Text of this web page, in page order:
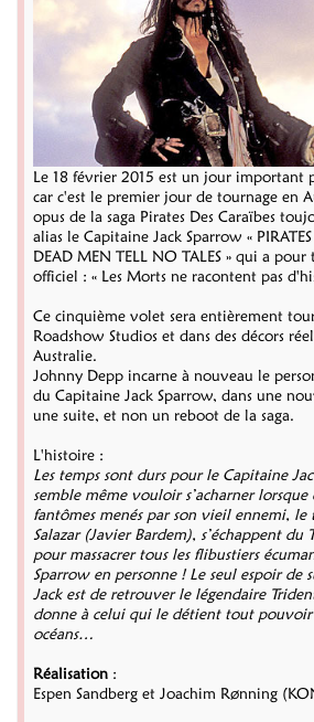
Le 18 février 2015 est un jour important
car c'est le premier jour de tournage en
opus de la saga Pirates Des Caraïbes
alias le Capitaine Jack Sparrow «
DEAD MEN TELL NO TALES » qui a
officiel : « Les Morts ne racontent pas
Ce cinquième volet sera entièrement
Roadshow Studios et dans des décors
Australie.
Johnny Depp incarne à nouveau le
du Capitaine Jack Sparrow, dans une
une suite, et non un reboot de la saga.
L'histoire :
Les temps sont durs pour le Capitaine
semble même vouloir s’acharner
fantômes menés par son vieil ennemi,
Salazar (Javier Bardem), s’échappent du
pour massacrer tous les flibustiers
Sparrow en personne ! Le seul espoir de
Jack est de retrouver le légendaire
donne à celui qui le détient tout pouvoir
océans…
Réalisation :
Espen Sandberg et Joachim Rønning